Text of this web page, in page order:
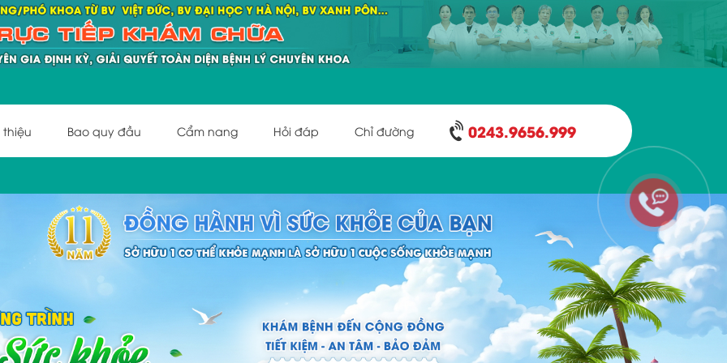
thiệu Bao quy đầu Cẩm nang Hỏi đáp Chỉ đường 0243.9656.999